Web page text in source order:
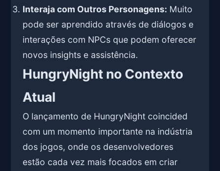
Interaja com Outros Personagens: Muito
pode ser aprendido através de diálogos e
interações com NPCs que podem oferecer
novos insights e assistência.
HungryNight no Contexto
Atual
O lançamento de HungryNight coincided
com um momento importante na indústria
dos jogos, onde os desenvolvedores
estão cada vez mais focados em criar